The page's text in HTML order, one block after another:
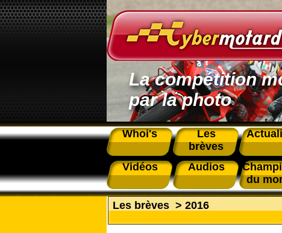
La compétition
par la photo
Whoi's
Les
brèves
Vidéos
Audios
du
Les brèves > 2016